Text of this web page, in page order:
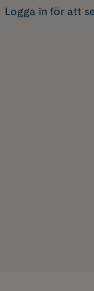
Logga in för att